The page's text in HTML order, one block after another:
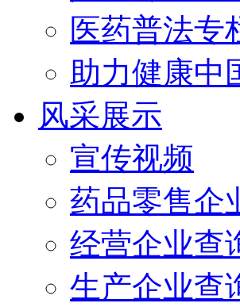
医药普法专
助力健康中
风采展示
宣传视频
药品零售企
经营企业查
生产企业查